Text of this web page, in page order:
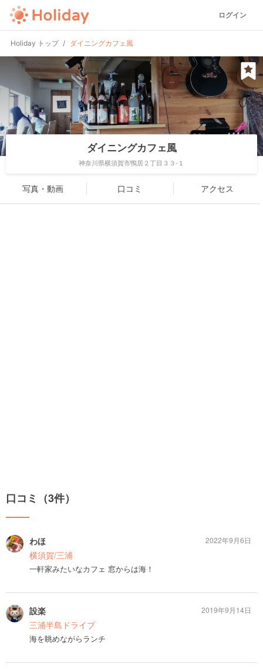
ログイン
Holiday トップ ダイニングカフェ風
ダイニングカフェ風
神奈川県横須賀市鴨居２丁目３３-１
写真・動画 口コミ アクセス
口コミ（3件）
わほ
横須賀/三浦
一軒家みたいなカフェ 窓からは海！
2022年9月6日
設楽
三浦半島ドライブ
海を眺めながらランチ
2019年9月14日